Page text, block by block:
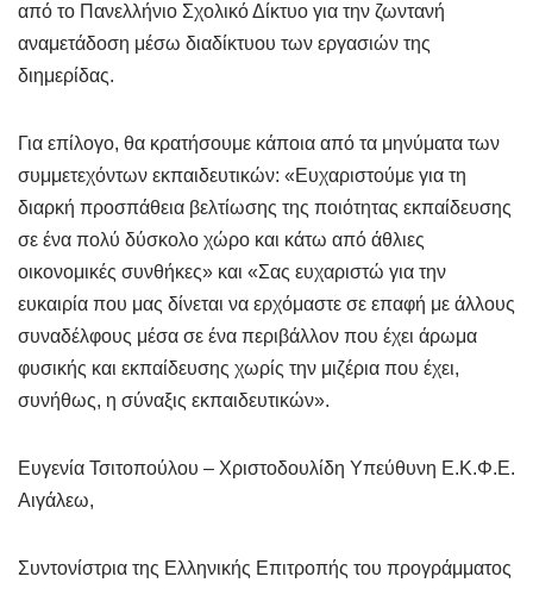
από το Πανελλήνιο Σχολικό Δίκτυο για την ζωντανή
αναμετάδοση μέσω διαδίκτυου των εργασιών της
διημερίδας.
Για επίλογο, θα κρατήσουμε κάποια από τα μηνύματα των
συμμετεχόντων εκπαιδευτικών: «Ευχαριστούμε για τη
διαρκή προσπάθεια βελτίωσης της ποιότητας εκπαίδευσης
σε ένα πολύ δύσκολο χώρο και κάτω από άθλιες
οικονομικές συνθήκες» και «Σας ευχαριστώ για την
ευκαιρία που μας δίνεται να ερχόμαστε σε επαφή με άλλους
συναδέλφους μέσα σε ένα περιβάλλον που έχει άρωμα
φυσικής και εκπαίδευσης χωρίς την μιζέρια που έχει,
συνήθως, η σύναξις εκπαιδευτικών».
Ευγενία Τσιτοπούλου – Χριστοδουλίδη Υπεύθυνη Ε.Κ.Φ.Ε.
Αιγάλεω,
Συντονίστρια της Ελληνικής Επιτροπής του προγράμματος